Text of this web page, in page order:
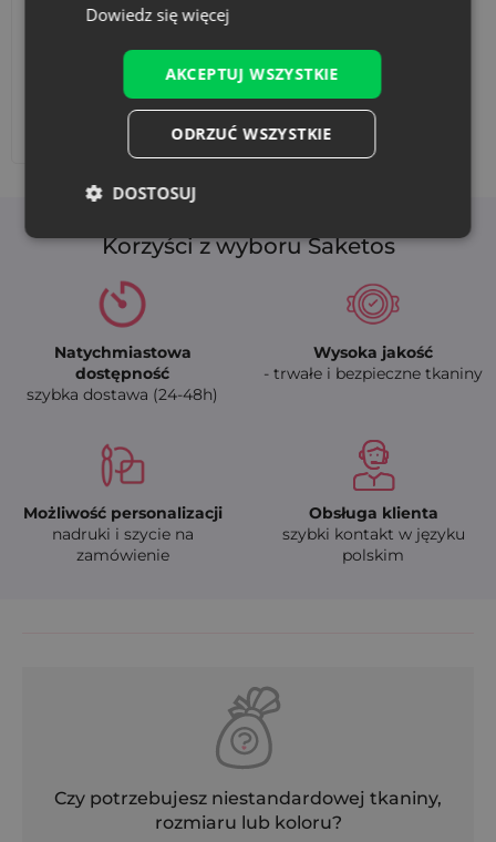
Specyfikacje techniczne
: 8 x 10 cm
: Juta
: Mix kolorów
: 10 sztuk
Zapraszamy do zakupu naszych woreczków jutowych i
odkrycia wszystkich korzyści, jakie oferują. Nasze produkty
idealnym rozwiązaniem dla każdej firmy dbającej o
Dodaj nadruk
Korzyści z wyboru Saketos
Natychmiastowa
dostępność
szybka dostawa (24-48h)
Wysoka jakość
- trwałe i bezpieczne tkaniny
Możliwość personalizacji
nadruki i szycie na
zamówienie
Obsługa klienta
szybki kontakt w języku
polskim
Czy potrzebujesz niestandardowej tkaniny,
rozmiaru lub koloru?
Dowiedz się więcej
AKCEPTUJ WSZYSTKIE
ODRZUĆ WSZYSTKIE
DOSTOSUJ